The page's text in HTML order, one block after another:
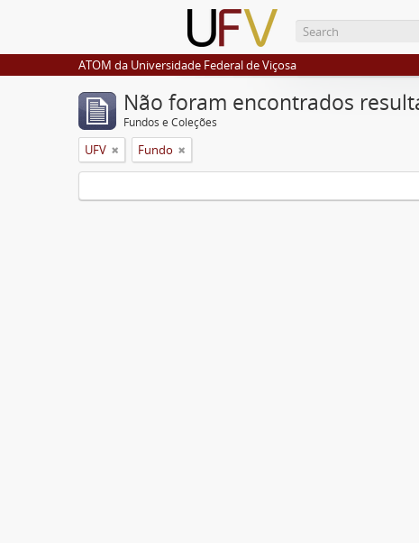
ATOM da Universidade Federal de Viçosa
Não foram encontrados
Fundos e Coleções
UFV Fundo